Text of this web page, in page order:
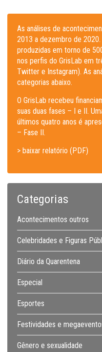
As análises de
2013 a dezembro de
produzidas em torno de
nos perfis do GrisLab em
Twitter e Instagram). As
categorias abaixo.
O GrisLab recebeu
suas duas fases – I e II.
últimos quatro anos é
– Fase II.
> baixar relatório (PDF)
Categorias
Acontecimentos outros
Celebridades e Figuras
Diário da Quarentena
Especial
Esportes
Festividades e
Gênero e sexualidade